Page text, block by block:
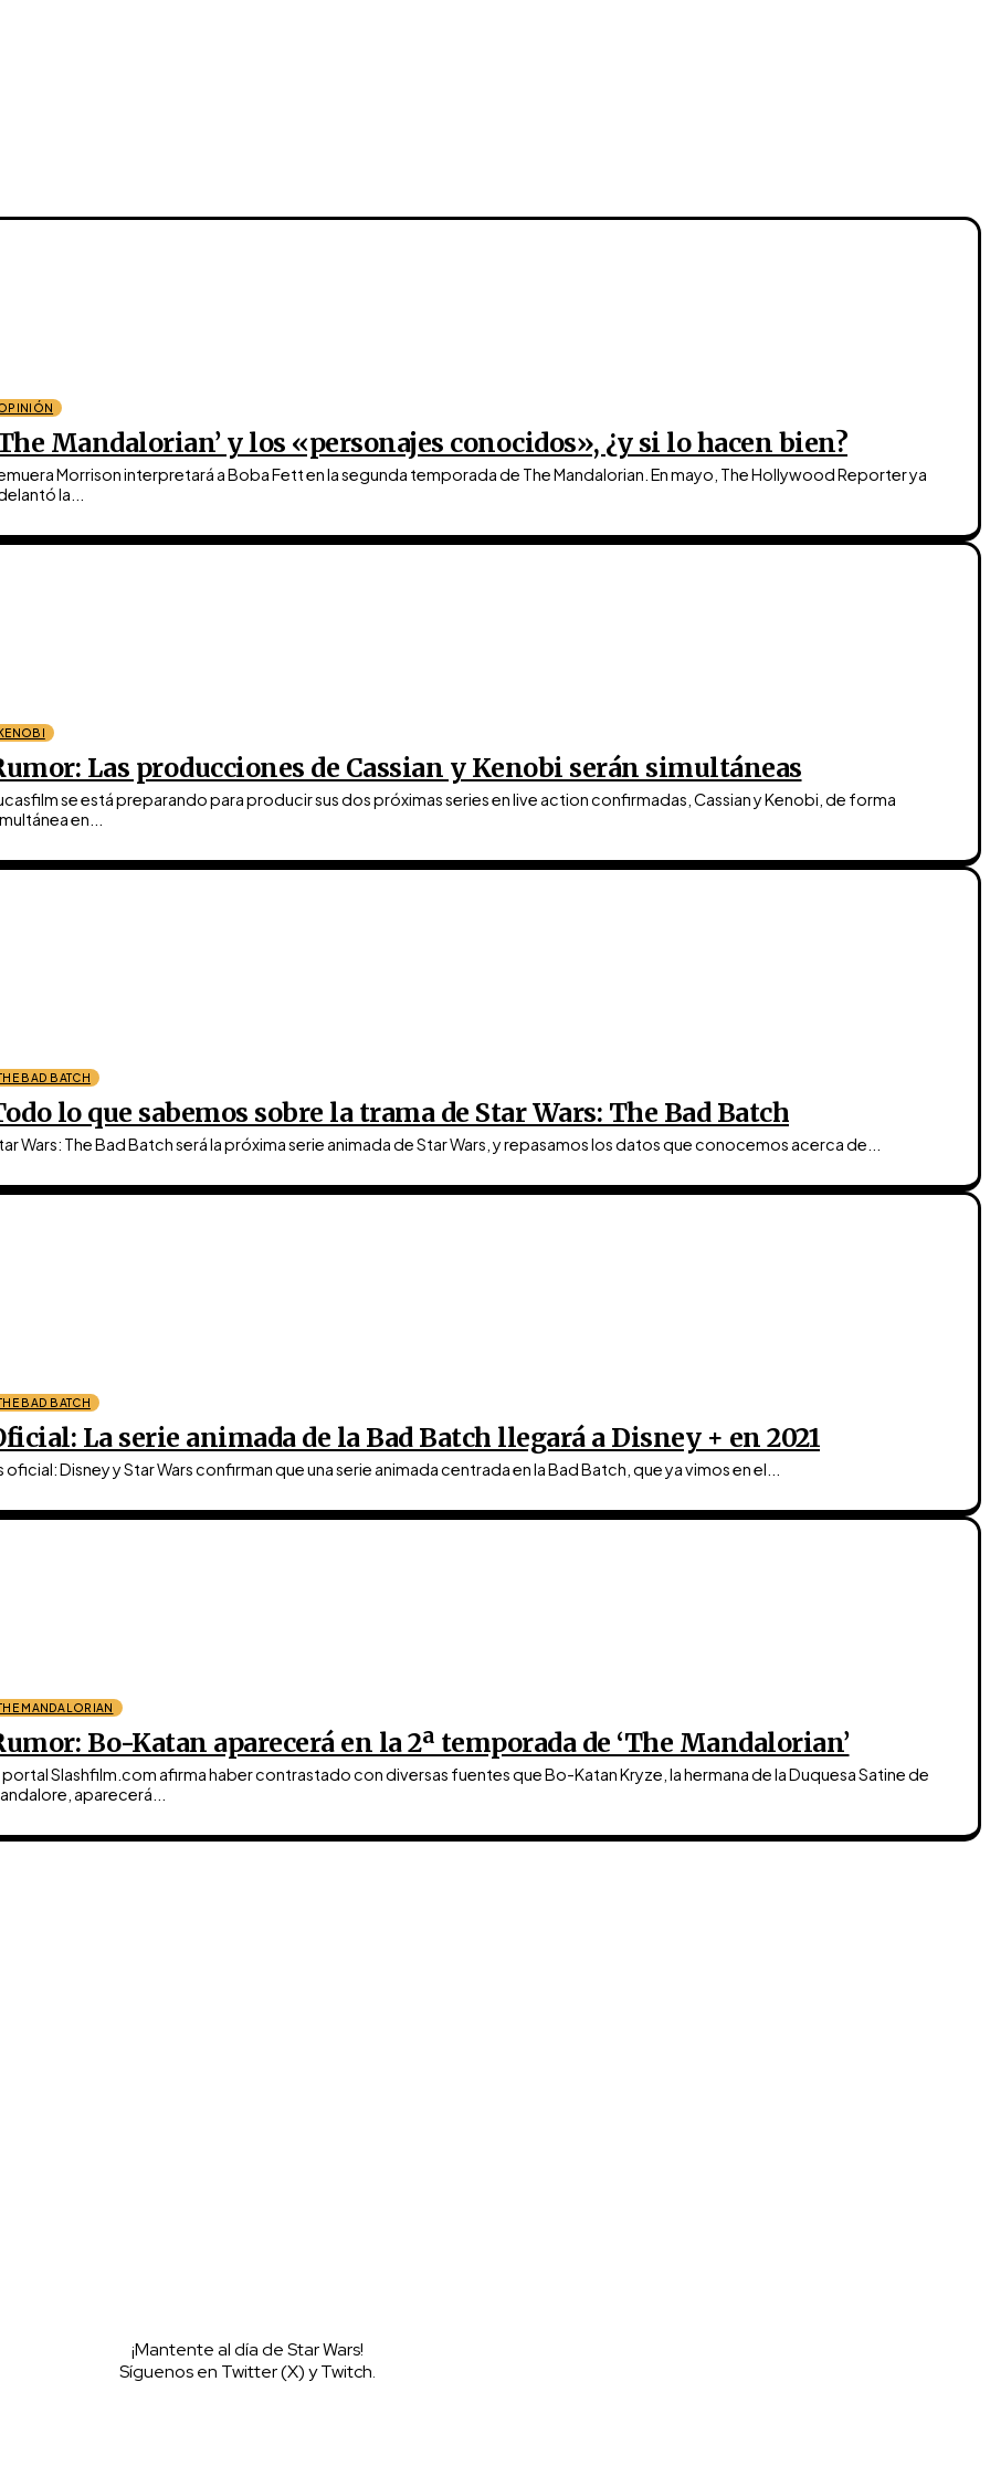
Mandalorian’ y los «personajes conocidos», ¿y si lo hacen bien?
Morrison interpretará a Boba Fett en la segunda temporada de The Mandalorian. En mayo, The Hollywood Reporter ya
la...
Las producciones de Cassian y Kenobi serán simultáneas
se está preparando para producir sus dos próximas series en live action confirmadas, Cassian y Kenobi, de forma
en...
BAD BATCH
lo que sabemos sobre la trama de Star Wars: The Bad Batch
Wars: The Bad Batch será la próxima serie animada de Star Wars, y repasamos los datos que conocemos acerca de...
BAD BATCH
La serie animada de la Bad Batch llegará a Disney + en 2021
oficial: Disney y Star Wars confirman que una serie animada centrada en la Bad Batch, que ya vimos en el...
MANDALORIAN
Bo-Katan aparecerá en la 2ª temporada de ‘The Mandalorian’
portal Slashfilm.com afirma haber contrastado con diversas fuentes que Bo-Katan Kryze, la hermana de la Duquesa Satine de
aparecerá...
¡Mantente al día de Star Wars!
Síguenos en Twitter (X) y Twitch.